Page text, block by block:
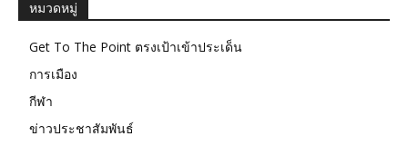
หมวดหมู่
Get To The Point ตรงเป้าเข้าประเด็น
การเมือง
กีฬา
ข่าวประชาสัมพันธ์